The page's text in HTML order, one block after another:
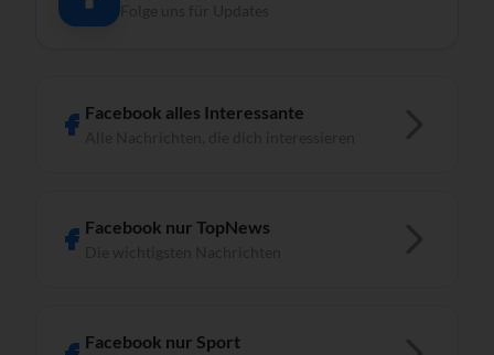
Facebook alles Interessante
Facebook nur TopNews
Facebook nur Sport